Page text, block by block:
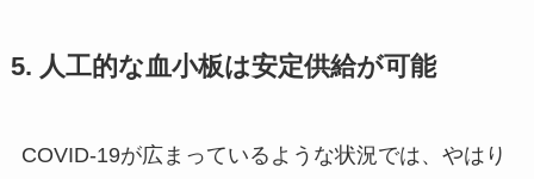
5. 人工的な血小板は安定供給が可能
COVID-19が広まっているような状況では、やはり